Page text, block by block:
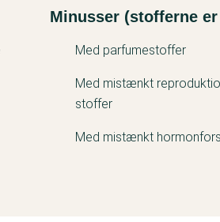
Minusser (stofferne
Med parfumestoffer
Med mistænkt
stoffer
Med mistænkt